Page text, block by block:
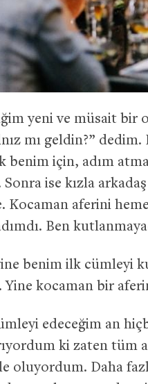
yeni ve müsait bir
mı geldin?”
benim için, adım
ise kızla
Kocaman aferini
Ben
benim ilk cümleyi
Yine kocaman bir
edeceğim an
ki zaten tüm
oluyordum. Daha